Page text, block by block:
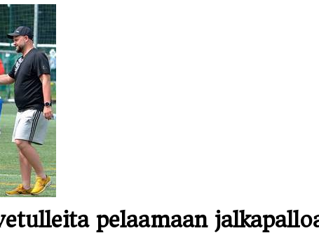
pelaamaan